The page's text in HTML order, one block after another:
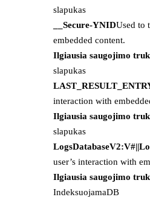
slapukas
__Secure-YNIDUsed to
embedded content.
Ilgiausia saugojimo
slapukas
interaction with
Ilgiausia saugojimo
slapukas
user’s interaction with
Ilgiausia saugojimo
IndeksuojamaDB